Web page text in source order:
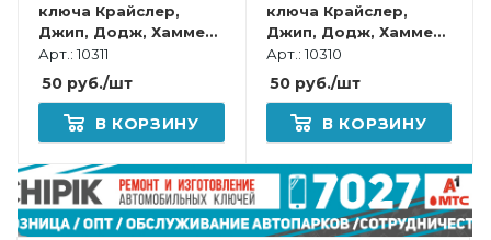
ключа Крайслер,
Джип, Додж, Хаммер
CHR-15.P CY24 P1795P
CY62P Y159P КНР под
чип
Арт.: 10311
50 руб./шт
В КОРЗИНУ
ключа Крайслер,
Джип, Додж, Хаммер
CHR-15.P CY24 P1795P
CY62P Y159P Европа
под чип
Арт.: 10310
50руб./шт
В КОРЗИНУ